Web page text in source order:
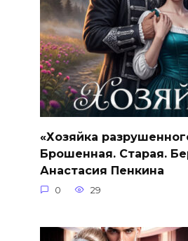
«Хозяйка
Брошенная. Старая.
Анастасия Пенкина
0 29